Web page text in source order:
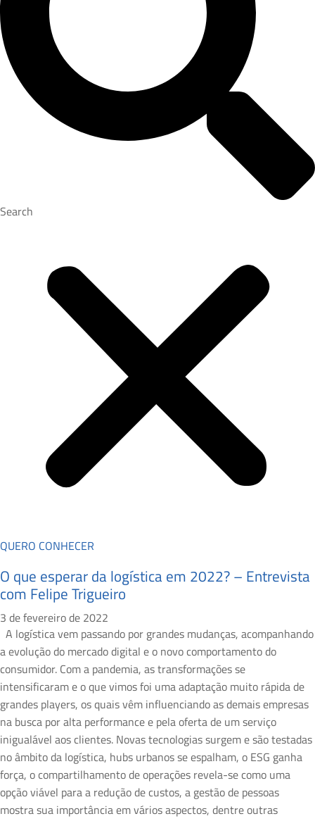
Search
QUERO CONHECER
O que esperar da logística em 2022? – Entrevista
com Felipe Trigueiro
3 de fevereiro de 2022
A logística vem passando por grandes mudanças, acompanhando
a evolução do mercado digital e o novo comportamento do
consumidor. Com a pandemia, as transformações se
intensificaram e o que vimos foi uma adaptação muito rápida de
grandes players, os quais vêm influenciando as demais empresas
na busca por alta performance e pela oferta de um serviço
inigualável aos clientes. Novas tecnologias surgem e são testadas
no âmbito da logística, hubs urbanos se espalham, o ESG ganha
força, o compartilhamento de operações revela-se como uma
opção viável para a redução de custos, a gestão de pessoas
mostra sua importância em vários aspectos, dentre outras